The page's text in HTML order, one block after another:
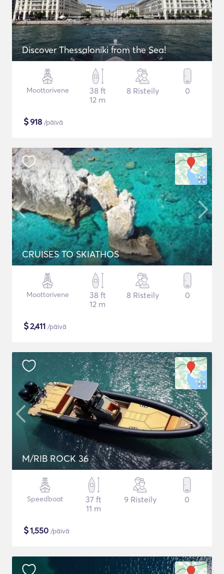
Discover Thessaloniki from the Sea!
Moottorivene
38 ft
12 m
8 Risteily 0
$918 /päivä
CRUISES TO SKIATHOS
Moottorivene
38 ft
12 m
8 Risteily 0
$2,411 /päivä
M/RIB ROCK 36
Speedboat
37 ft
11 m
9 Risteily 0
$1,550 /päivä